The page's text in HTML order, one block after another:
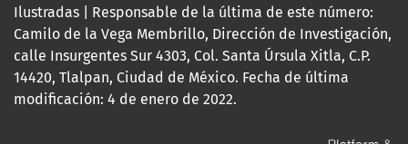
Ilustradas | Responsable de la última de este número:
Camilo de la Vega Membrillo, Dirección de Investigación,
calle Insurgentes Sur 4303, Col. Santa Úrsula Xitla, C.P.
14420, Tlalpan, Ciudad de México. Fecha de última
modificación: 4 de enero de 2022.